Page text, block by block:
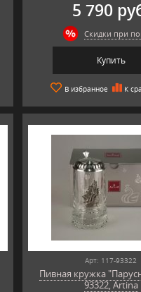
5 790
Скидки при
Купить
В избранное К
Арт: 117-93322
Пивная кружка
93322, Artina